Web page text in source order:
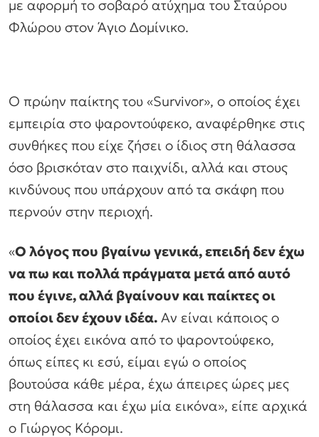
με αφορμή το σοβαρό ατύχημα του Σταύρου
Φλώρου στον Άγιο Δομίνικο.
Ο πρώην παίκτης του «Survivor», ο οποίος έχει
εμπειρία στο ψαροντούφεκο, αναφέρθηκε στις
συνθήκες που είχε ζήσει ο ίδιος στη θάλασσα
όσο βρισκόταν στο παιχνίδι, αλλά και στους
κινδύνους που υπάρχουν από τα σκάφη που
περνούν στην περιοχή.
«Ο λόγος που βγαίνω γενικά, επειδή δεν έχω
να πω και πολλά πράγματα μετά από αυτό
που έγινε, αλλά βγαίνουν και παίκτες οι
οποίοι δεν έχουν ιδέα. Αν είναι κάποιος ο
οποίος έχει εικόνα από το ψαροντούφεκο,
όπως είπες κι εσύ, είμαι εγώ ο οποίος
βουτούσα κάθε μέρα, έχω άπειρες ώρες μες
στη θάλασσα και έχω μία εικόνα», είπε αρχικά
ο Γιώργος Κόρομι.